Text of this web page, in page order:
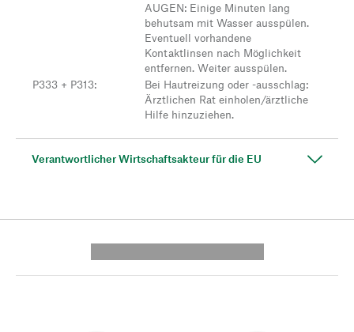
AUGEN: Einige Minuten lang
behutsam mit Wasser ausspülen.
Eventuell vorhandene
Kontaktlinsen nach Möglichkeit
entfernen. Weiter ausspülen.
P333 + P313:
Bei Hautreizung oder -ausschlag:
Ärztlichen Rat einholen/ärztliche
Hilfe hinzuziehen.
Verantwortlicher Wirtschaftsakteur für die EU